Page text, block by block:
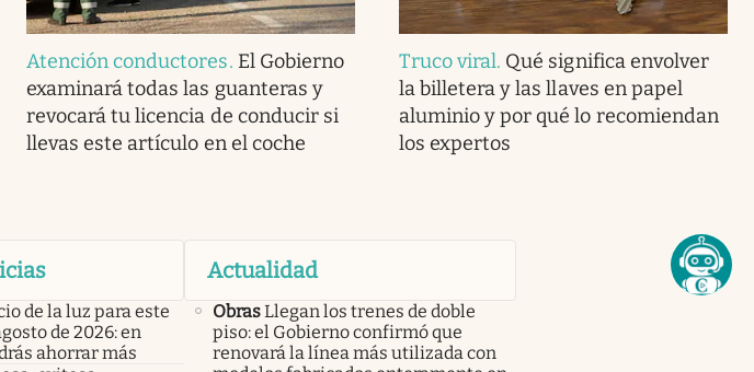
Atención conductores. El Gobierno
examinará todas las guanteras y
revocará tu licencia de conducir si
llevas este artículo en el coche
Truco viral. Qué significa envolver
la billetera y las llaves en papel
aluminio y por qué lo recomiendan
los expertos
de la luz para este
de 2026: en
ahorrar más
Actualidad
ObrasLlegan los trenes de doble
piso: el Gobierno confirmó que
renovará la línea más utilizada con